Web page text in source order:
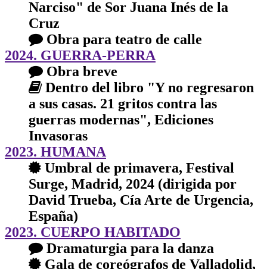
Narciso" de Sor Juana Inés de la
Cruz
Obra para teatro de calle
2024. GUERRA-PERRA
Obra breve
Dentro del libro "Y no regresaron
a sus casas. 21 gritos contra las
guerras modernas", Ediciones
Invasoras
2023. HUMANA
Umbral de primavera, Festival
Surge, Madrid, 2024 (dirigida por
David Trueba, Cía Arte de Urgencia,
España)
2023. CUERPO HABITADO
Dramaturgia para la danza
Gala de coreógrafos de Valladolid,